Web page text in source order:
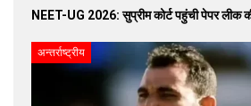
NEET-UG 2026: सुप्रीम कोर्ट पहुंची पेपर लीक
अन्तर्राष्ट्रीय